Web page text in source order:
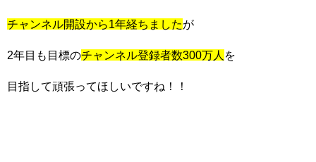
チャンネル開設から1年経ちましたが
2年目も目標のチャンネル登録者数300万人 を
目指して頑張ってほしいですね！！